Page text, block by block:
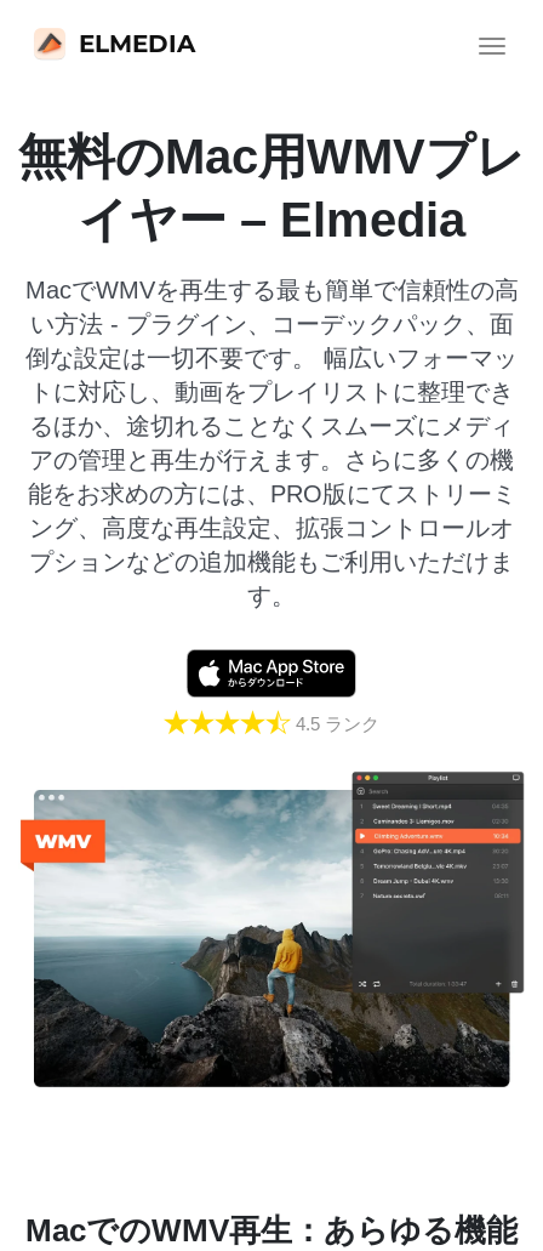
Toggle
ELMEDIA
無料のMac用WMVプレ
イヤー – Elmedia
MacでWMVを再生する最も簡単で信頼性の高
い方法 - プラグイン、コーデックパック、面
倒な設定は一切不要です。 幅広いフォーマッ
トに対応し、動画をプレイリストに整理でき
るほか、途切れることなくスムーズにメディ
アの管理と再生が行えます。さらに多くの機
能をお求めの方には、PRO版にてストリーミ
ング、高度な再生設定、拡張コントロールオ
プションなどの追加機能もご利用いただけま
す。
4.5 ランク
MacでのWMV再生：あらゆる機能